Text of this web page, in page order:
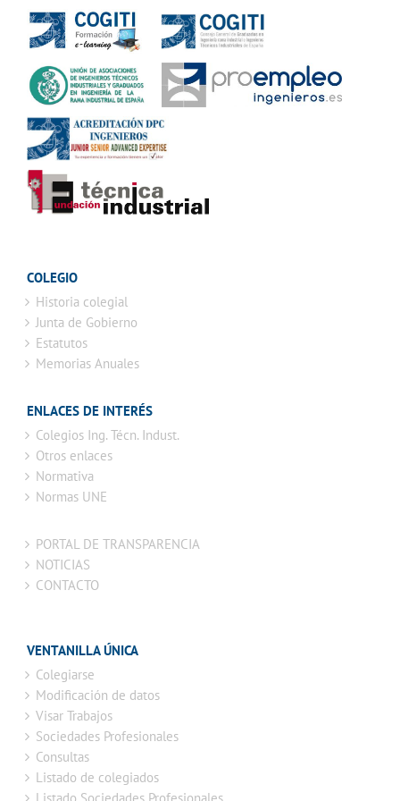
COLEGIO
Historia colegial
Junta de Gobierno
Estatutos
Memorias Anuales
ENLACES DE INTERÉS
Colegios Ing. Técn. Indust.
Otros enlaces
Normativa
Normas UNE
PORTAL DE TRANSPARENCIA
NOTICIAS
CONTACTO
VENTANILLA ÚNICA
Colegiarse
Modificación de datos
Visar Trabajos
Sociedades Profesionales
Consultas
Listado de colegiados